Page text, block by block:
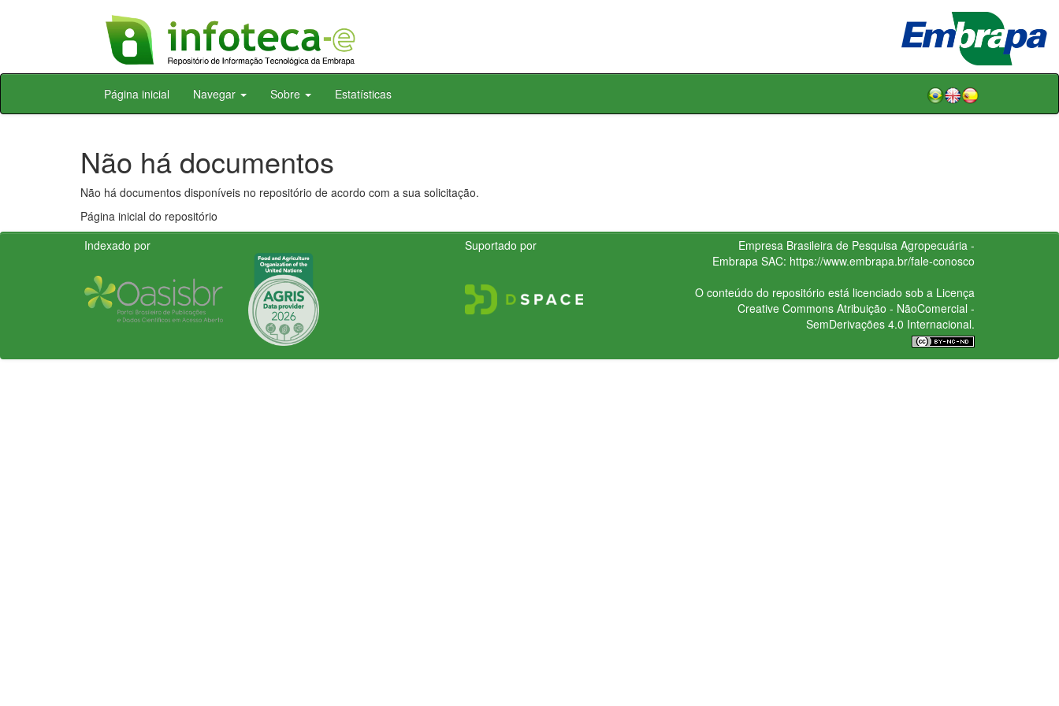
Skip
Página inicial Navegar Sobre Estatísticas
Não há documentos
Não há documentos disponíveis no repositório de acordo com a sua solicitação.
Página inicial do repositório
Indexado por
Suportado por
Empresa Brasileira de Pesquisa Agropecuária -
Embrapa SAC: https://www.embrapa.br/fale-conosco
O conteúdo do repositório está licenciado sob a Licença
Creative CommonsAtribuição - NãoComercial -
SemDerivações 4.0 Internacional.